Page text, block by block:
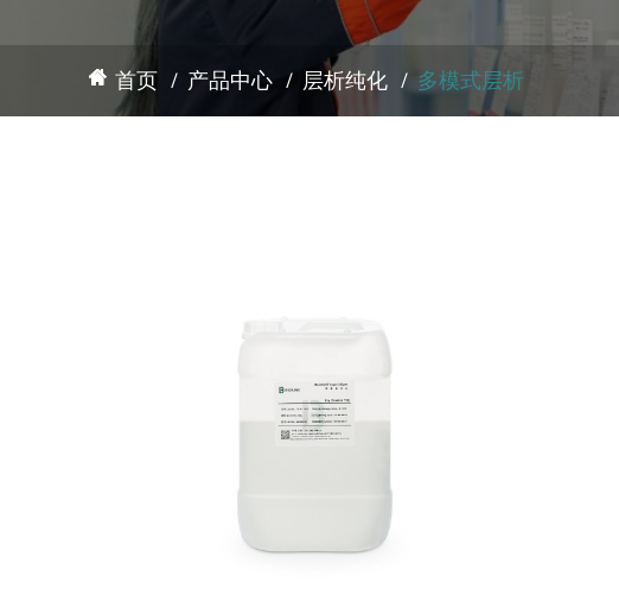
首页 产品中心 层析纯化 多模式层析